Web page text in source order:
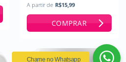
A partir de R$15,99
COMPRAR
Chame no Whatsapp